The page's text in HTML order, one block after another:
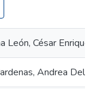
León, César Enrique
Andrea Del